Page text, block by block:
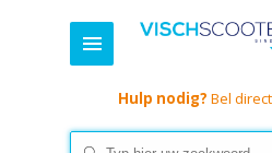
Hulp nodig? Bel direct